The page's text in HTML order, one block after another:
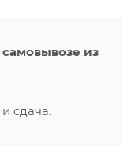
из
сдача.